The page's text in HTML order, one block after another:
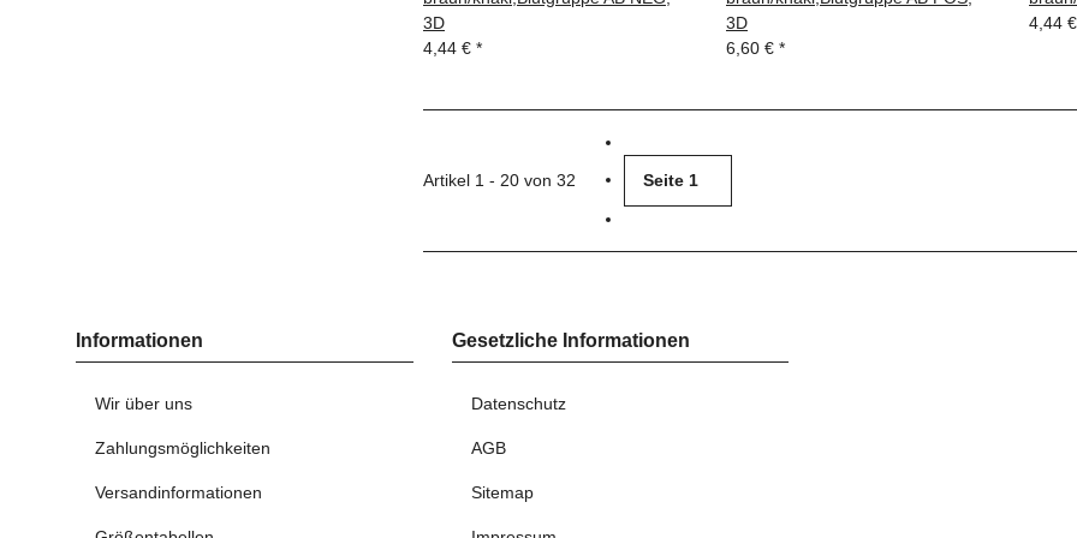
3D
4,44 € *
3D
6,60 € *
4,44 €
Artikel 1 - 20 von 32 Seite 1
Informationen
Wir über uns
Zahlungsmöglichkeiten
Versandinformationen
Gesetzliche Informationen
Datenschutz
AGB
Sitemap